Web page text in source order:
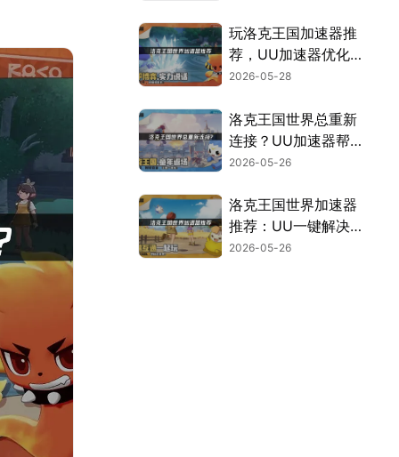
玩洛克王国加速器推
荐，UU加速器优化
指南！
2026-05-28
洛克王国世界总重新
连接？UU加速器帮
你告别重连烦恼！
2026-05-26
洛克王国世界加速器
推荐：UU一键解决
延迟丢包！
2026-05-26